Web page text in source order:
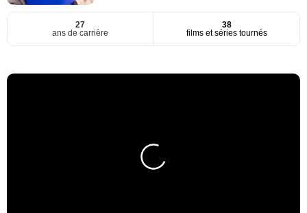
27
ans de carrière
38
films et séries tournés